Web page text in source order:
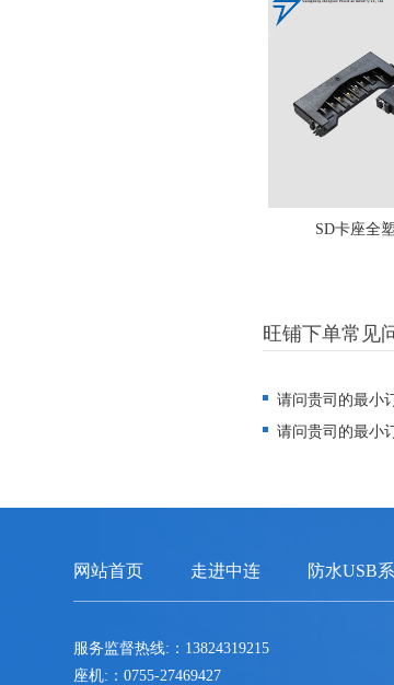
SD卡座全
旺铺下单常见
请问贵司的最小
请问贵司的最小
网站首页 走进中连 防水USB
服务监督热线:：13824319215
座机:：0755-27469427